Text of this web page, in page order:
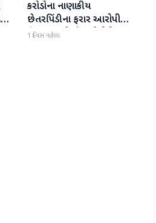
રાષ્ટ્રીય
કરોડોના નાણાકીય
છેતરપિંડીના ફરાર આરોપી
વિશાખા રાઠોડને યુએઈથી
1 દિવસ પહેલા